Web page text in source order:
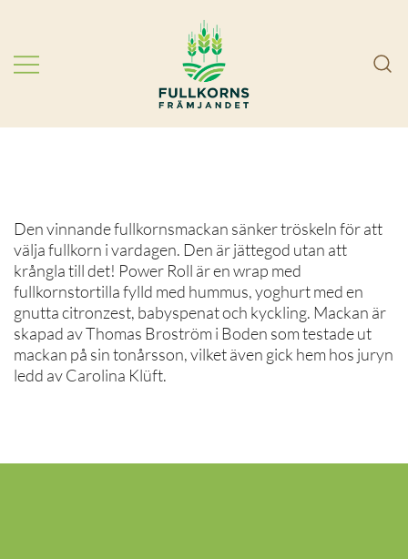
content
FullkornsFrämjandet
Välj mer fullkorn! Vi arbetar i
Den vinnande fullkornsmackan sänker tröskeln för att
välja fullkorn i vardagen. Den är jättegod utan att
krångla till det! Power Roll är en wrap med
fullkornstortilla fylld med hummus, yoghurt med en
gnutta citronzest, babyspenat och kyckling. Mackan är
skapad av Thomas Broström i Boden som testade ut
mackan på sin tonårsson, vilket även gick hem hos juryn
ledd av Carolina Klüft.